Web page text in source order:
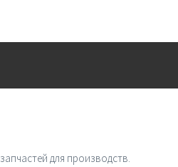
для производств.